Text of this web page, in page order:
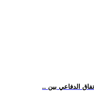
الدفاعي بين